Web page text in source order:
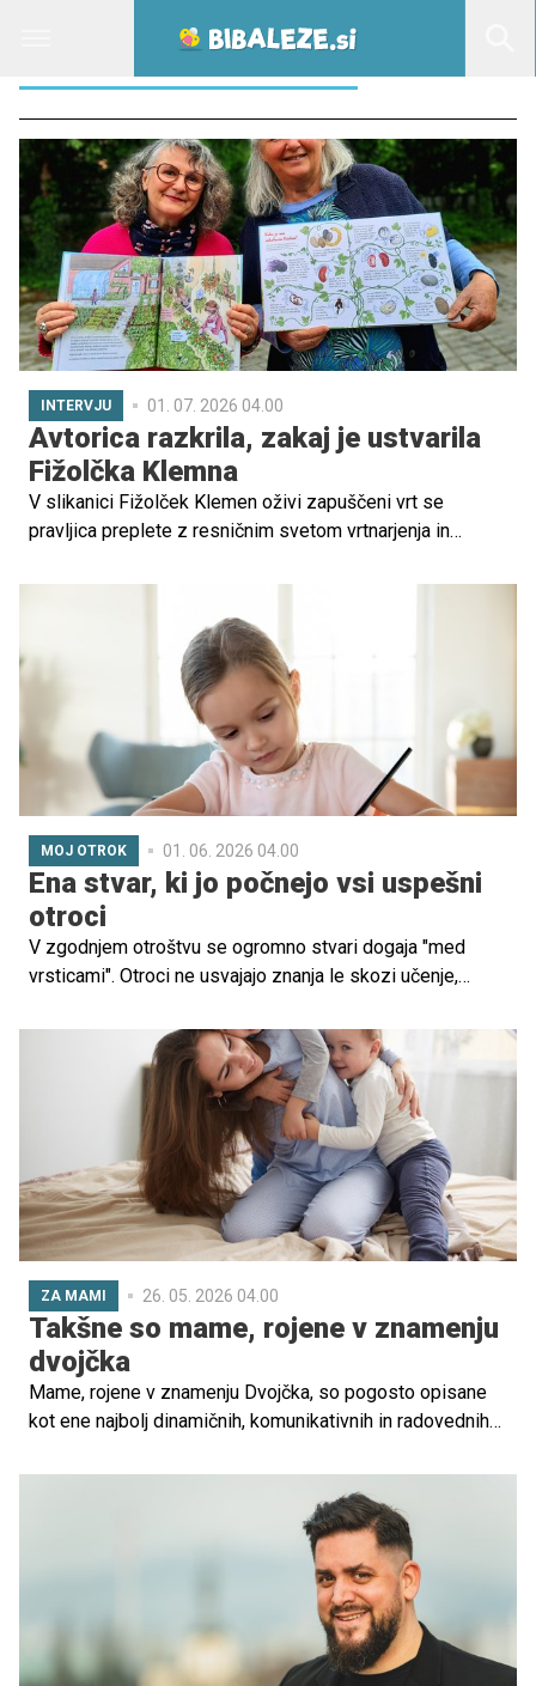
BESEDNI ZAKLAD OTROK
INTERVJU 01. 07. 2026 04.00
Avtorica razkrila, zakaj je ustvarila
Fižolčka Klemna
V slikanici Fižolček Klemen oživi zapuščeni vrt se
pravljica preplete z resničnim svetom vrtnarjenja in
jih spodbuja k opazovanju, sajenju in razumevanju
naravnih procesov, ki jih pogosto jemljemo za
samoumevne. O nastanku zgodbe, njenem sporočilu ter o
tem, zakaj je stik otrok z zemljo danes pomembnejši kot
kdajkoli prej, smo se pogovarjali z avtorico Bibo Jamnik
MOJ OTROK 01. 06. 2026 04.00
Ena stvar, ki jo počnejo vsi uspešni
otroci
V zgodnjem otroštvu se ogromno stvari dogaja "med
vrsticami". Otroci ne usvajajo znanja le skozi učenje,
izkušnje, igro, opazovanje in (zelo pomembno)
poslušanje. Med vsemi oblikami zgodnjega učenja ima
poslušanje zgodb posebno mesto, saj hkrati razvija jezik,
domišljijo, koncentracijo in čustveno razumevanje sveta.
ZA MAMI 26. 05. 2026 04.00
Takšne so mame, rojene v znamenju
dvojčka
Mame, rojene v znamenju Dvojčka, so pogosto opisane
kot ene najbolj dinamičnih, komunikativnih in radovednih
hitrejša, kar se močno odraža tudi v njihovem